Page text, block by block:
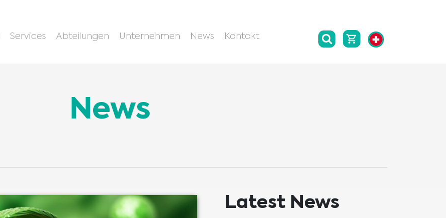
Services Abteilungen Unternehmen News Kontakt
News
Latest News